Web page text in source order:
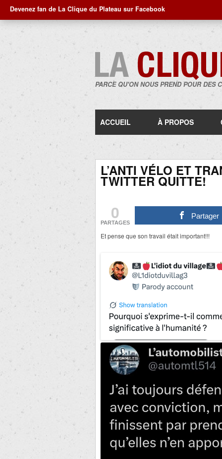
Devenez fan de La Clique du Plateau sur Facebook
PARCE QU'ON NOUS PREND POUR DES
ACCUEIL À PROPOS
L’ANTI VÉLO ET
TWITTER QUITTE!
0
PARTAGES
Partager
Et pense que son travail était important!!!